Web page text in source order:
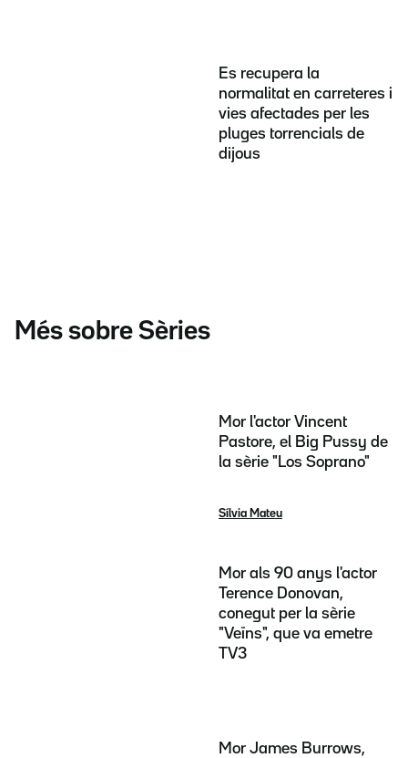
Es recupera la
normalitat en carreteres i
vies afectades per les
pluges torrencials de
dijous
Més sobre Sèries
Mor l'actor Vincent
Pastore, el Big Pussy de
la sèrie "Los Soprano"
Sílvia Mateu
Mor als 90 anys l'actor
Terence Donovan,
conegut per la sèrie
"Veïns", que va emetre
TV3
Mor James Burrows,